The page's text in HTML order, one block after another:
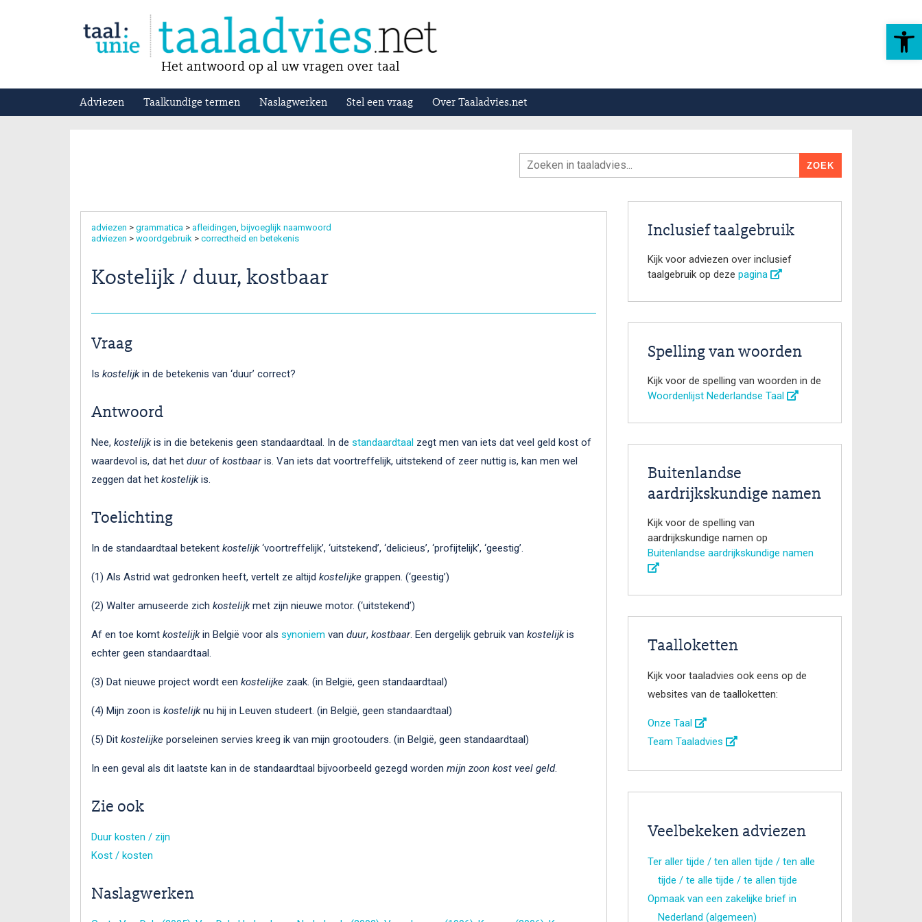
Toolbar openen
Het antwoord op al uw vragen over taal
Adviezen Taalkundige termen Naslagwerken Stel een vraag Over Taaladvies.net
adviezen > grammatica > afleidingen bijvoeglijk naamwoord
adviezen > woordgebruik > correctheid en betekenis
Kostelijk / duur, kostbaar
Vraag
Is kostelijkin de betekenis van ‘duur’ correct?
Antwoord
Nee, kostelijkis in die betekenis geen standaardtaal. In de standaardtaal zegt men van iets dat veel geld kost of
waardevol is, dat het duurof kostbaaris. Van iets dat voortreffelijk, uitstekend of zeer nuttig is, kan men wel
zeggen dat het kostelijkis.
Toelichting
In de standaardtaal betekent kostelijk‘voortreffelijk’, ‘uitstekend’, ‘delicieus’, ‘profijtelijk’, ‘geestig’.
(1) Als Astrid wat gedronken heeft, vertelt ze altijd kostelijke grappen. (‘geestig’)
(2) Walter amuseerde zich kostelijkmet zijn nieuwe motor. (‘uitstekend’)
Af en toe komt kostelijkin België voor als synoniem van duur, kostbaar. Een dergelijk gebruik van kostelijkis
echter geen standaardtaal.
(3) Dat nieuwe project wordt een kostelijke zaak. (in België, geen standaardtaal)
(4) Mijn zoon is kostelijknu hij in Leuven studeert. (in België, geen standaardtaal)
(5) Dit kostelijke porseleinen servies kreeg ik van mijn grootouders. (in België, geen standaardtaal)
In een geval als dit laatste kan in de standaardtaal bijvoorbeeld gezegd worden mijn zoon kost veel geld.
Zie ook
Duur kosten / zijn
Kost / kosten
Naslagwerken
Inclusief taalgebruik
Kijk voor adviezen over inclusief
taalgebruik op deze pagina
Spelling van woorden
Kijk voor de spelling van woorden in de
Woordenlijst Nederlandse Taal
Buitenlandse
aardrijkskundige namen
Kijk voor de spelling van
aardrijkskundige namen op
Buitenlandse aardrijkskundige namen
Taalloketten
Kijk voor taaladvies ook eens op de
websites van de taalloketten:
Onze Taal
Team Taaladvies
Veelbekeken adviezen
Ter aller tijde / ten allen tijde / ten alle
tijde / te alle tijde / te allen tijde
Opmaak van een zakelijke brief in
Nederland (algemeen)